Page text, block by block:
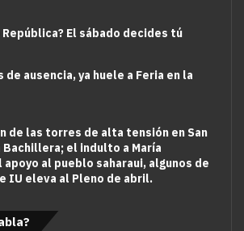
República? El sábado decides tú
de ausencia, ya huele a Feria en la
de las torres de alta tensión en San
Bachillera; el indulto a María
apoyo al pueblo saharaui, algunos de
IU eleva al Pleno de abril.